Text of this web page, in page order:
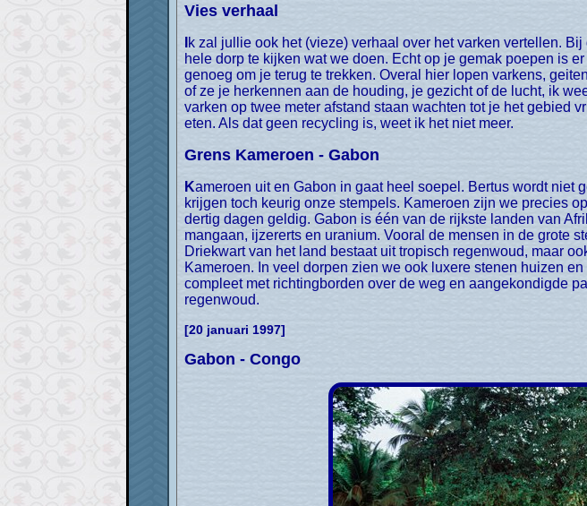
Vies verhaal
hele dorp te kijken wat we doen. Echt op je gemak poepen is
genoeg om je terug te trekken. Overal hier lopen varkens,
of ze je herkennen aan de houding, je gezicht of de lucht, ik
varken op twee meter afstand staan wachten tot je het gebied
eten. Als dat geen recycling is, weet ik het niet meer.
Grens Kameroen - Gabon
Kameroen uit en Gabon in gaat heel soepel. Bertus wordt niet gecontroleerd, wij hoeven niet persoonlijk te verschijnen en we
krijgen toch keurig onze stempels. Kameroen zijn we precies
dertig dagen geldig. Gabon is één van de rijkste landen van
mangaan, ijzererts en uranium. Vooral de mensen in de grote
Driekwart van het land bestaat uit tropisch regenwoud, maar
Kameroen. In veel dorpen zien we ook luxere stenen huizen
compleet met richtingborden over de weg en aangekondigde
regenwoud.
[20 januari 1997]
Gabon - Congo